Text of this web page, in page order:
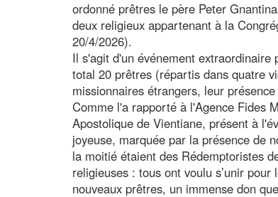
ordonné prêtres le père Peter
deux religieux appartenant à la
20/4/2026).
Il s'agit d'un événement
total 20 prêtres (répartis dans quatre
missionnaires étrangers, leur
Comme l'a rapporté à l'Agence Fides
Apostolique de Vientiane, présent à
joyeuse, marquée par la présence de
la moitié étaient des Rédemptoristes
religieuses : tous ont voulu s’unir
nouveaux prêtres, un immense don